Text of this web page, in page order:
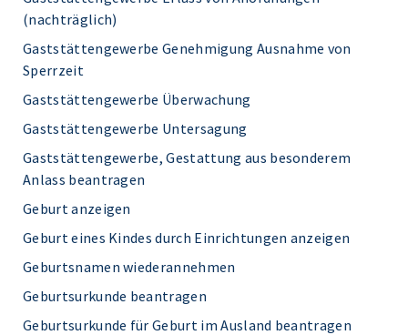
(nachträglich)
Gaststättengewerbe Genehmigung Ausnahme von
Sperrzeit
Gaststättengewerbe Überwachung
Gaststättengewerbe Untersagung
Gaststättengewerbe, Gestattung aus besonderem
Anlass beantragen
Geburt anzeigen
Geburt eines Kindes durch Einrichtungen anzeigen
Geburtsnamen wiederannehmen
Geburtsurkunde beantragen
Geburtsurkunde für Geburt im Ausland beantragen